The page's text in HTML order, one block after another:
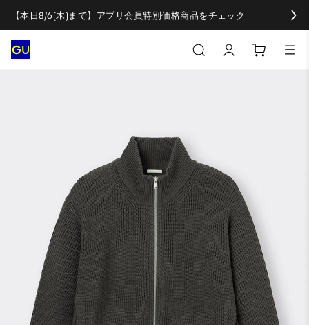
【本日8/6(木)まで】アプリ会員特別価格商品をチェック